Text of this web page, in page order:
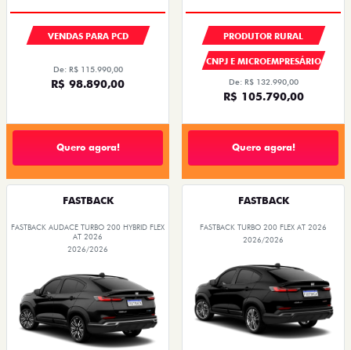
VENDAS PARA PCD
De: R$ 115.990,00
R$ 98.890,00
Quero agora!
PRODUTOR RURAL
CNPJ E MICROEMPRESÁRIO
De: R$ 132.990,00
R$ 105.790,00
Quero agora!
FASTBACK
FASTBACK AUDACE TURBO 200 HYBRID FLEX
AT 2026
2026/2026
FASTBACK
FASTBACK TURBO 200 FLEX AT 2026
2026/2026